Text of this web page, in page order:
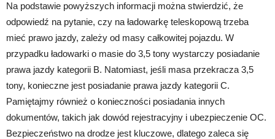
Na podstawie powyższych informacji można stwierdzić, że
odpowiedź na pytanie, czy na ładowarkę teleskopową trzeba
mieć prawo jazdy, zależy od masy całkowitej pojazdu. W
przypadku ładowarki o masie do 3,5 tony wystarczy posiadanie
prawa jazdy kategorii B. Natomiast, jeśli masa przekracza 3,5
tony, konieczne jest posiadanie prawa jazdy kategorii C.
Pamiętajmy również o konieczności posiadania innych
dokumentów, takich jak dowód rejestracyjny i ubezpieczenie OC.
Bezpieczeństwo na drodze jest kluczowe, dlatego zaleca się